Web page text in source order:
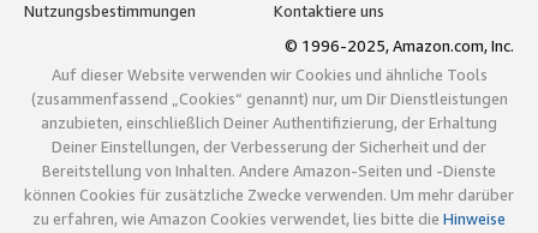
Nutzungsbestimmungen
Kontaktiere uns
© 1996-2025, Amazon.com, Inc.
Auf dieser Website verwenden wir Cookies und ähnliche Tools
(zusammenfassend „Cookies“ genannt) nur, um Dir Dienstleistungen
anzubieten, einschließlich Deiner Authentifizierung, der Erhaltung
Deiner Einstellungen, der Verbesserung der Sicherheit und der
Bereitstellung von Inhalten. Andere Amazon-Seiten und -Dienste
können Cookies für zusätzliche Zwecke verwenden. Um mehr darüber
zu erfahren, wie Amazon Cookies verwendet, lies bitte die Hinweise